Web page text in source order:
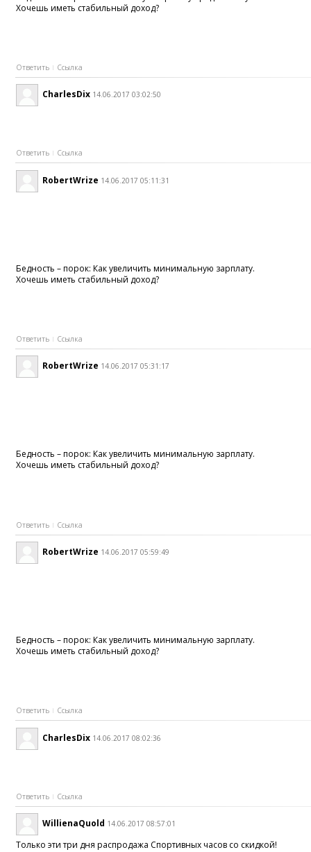
Хочешь иметь стабильный доход?
Ответить Ссылка
CharlesDix 14.06.2017 03:02:50
Ответить Ссылка
RobertWrize 14.06.2017 05:11:31
Бедность – порок: Как увеличить минимальную зарплату.
Хочешь иметь стабильный доход?
Ответить Ссылка
RobertWrize 14.06.2017 05:31:17
Бедность – порок: Как увеличить минимальную зарплату.
Хочешь иметь стабильный доход?
Ответить Ссылка
RobertWrize 14.06.2017 05:59:49
Бедность – порок: Как увеличить минимальную зарплату.
Хочешь иметь стабильный доход?
Ответить Ссылка
CharlesDix 14.06.2017 08:02:36
Ответить Ссылка
WillienaQuold 14.06.2017 08:57:01
Только эти три дня распродажа Спортивных часов со скидкой!